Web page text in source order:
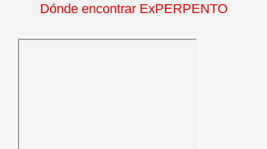
Dónde encontrar ExPERPENTO